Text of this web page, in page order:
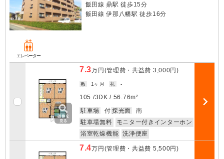
飯田線 鼎駅 徒歩15分
飯田線 伊那八幡駅 徒歩16分
エレベーター
7.3万円 (管理費・共益費 3,000円)
敷 1ヶ月 礼 -
105 /3DK / 56.76m²
駐車場
付 採光面
南
駐車場無料
モニター付きインターホン
浴室乾燥機能 洗浄便座
7.4万円 (管理費・共益費 5,500円)